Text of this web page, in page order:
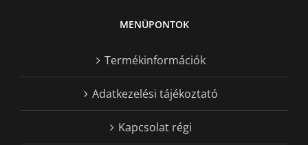
MENÜPONTOK
Termékinformációk
Adatkezelési tájékoztató
Kapcsolat régi